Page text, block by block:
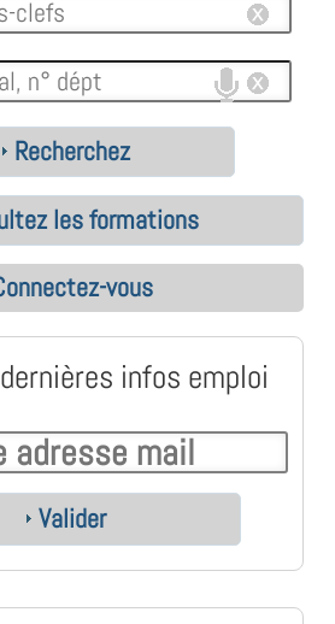
Recherchez
les formations
vous
infos emploi
Valider